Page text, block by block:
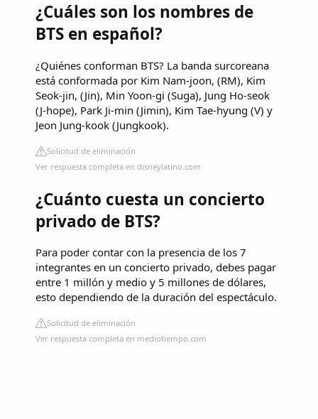
¿Cuáles son los nombres de
BTS en español?
¿Quiénes conforman BTS? La banda surcoreana
está conformada por Kim Nam-joon, (RM), Kim
Seok-jin, (Jin), Min Yoon-gi (Suga), Jung Ho-seok
(J-hope), Park Ji-min (Jimin), Kim Tae-hyung (V) y
Jeon Jung-kook (Jungkook).
Solicitud de eliminación
Ver respuesta completa en disneylatino.com
¿Cuánto cuesta un concierto
privado de BTS?
Para poder contar con la presencia de los 7
integrantes en un concierto privado, debes pagar
entre 1 millón y medio y 5 millones de dólares,
esto dependiendo de la duración del espectáculo.
Solicitud de eliminación
Ver respuesta completa en mediotiempo.com